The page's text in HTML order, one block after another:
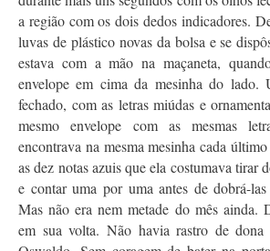
a região com os dois dedos indicadores.
luvas de plástico novas da bolsa e se
estava com a mão na maçaneta,
envelope em cima da mesinha do lado.
fechado, com as letras miúdas e
mesmo envelope com as mesmas
encontrava na mesma mesinha cada
as dez notas azuis que ela costumava tirar
e contar uma por uma antes de dobrá-
Mas não era nem metade do mês ainda.
em sua volta. Não havia rastro de dona